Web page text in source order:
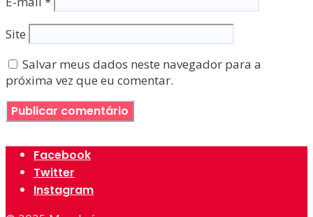
Site
Salvar meus dados neste navegador para a
próxima vez que eu comentar.
Facebook
Twitter
Instagram